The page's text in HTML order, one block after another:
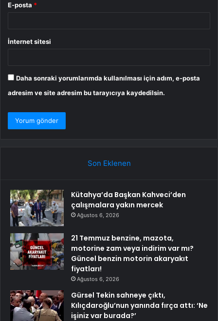
E-posta *
İnternet sitesi
Daha sonraki yorumlarımda kullanılması için adım, e-posta
adresim ve site adresim bu tarayıcıya kaydedilsin.
Son Eklenen
Kütahya’da Başkan Kahveci’den
çalışmalara yakın mercek
Ağustos 6, 2026
21 Temmuz benzine, mazota,
motorine zam veya indirim var mı?
Güncel benzin motorin akaryakıt
fiyatları!
Ağustos 6, 2026
Gürsel Tekin sahneye çıktı,
Kılıçdaroğlu’nun yanında fırça attı: ‘Ne
işiniz var burada?’